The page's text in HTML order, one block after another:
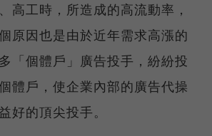
高工時，所造成的高流動率，
原因也是由於近年需求高漲的
「個體戶」廣告投手，紛紛投
體戶，使企業內部的廣告代操
好的頂尖投手。